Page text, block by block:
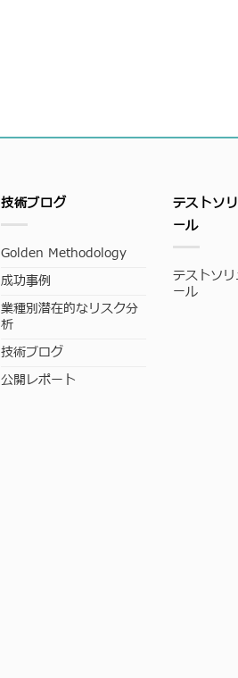
技術ブログ
Golden Methodology
成功事例
業種別潜在的なリスク分
析
技術ブログ
公開レポート
テストソ
ール
テストソ
ール